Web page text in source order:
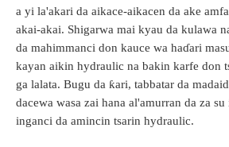
a yi la'akari da aikace-aikacen da ake
akai-akai. Shigarwa mai kyau da kulawa
da mahimmanci don kauce wa haɗari
kayan aikin hydraulic na bakin karfe don
ga lalata. Bugu da ƙari, tabbatar da
dacewa wasa zai hana al'amurran da za
inganci da amincin tsarin hydraulic.